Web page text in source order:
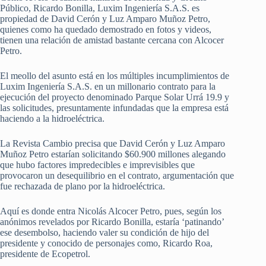
Público, Ricardo Bonilla, Luxim Ingeniería S.A.S. es
propiedad de David Cerón y Luz Amparo Muñoz Petro,
quienes como ha quedado demostrado en fotos y videos,
tienen una relación de amistad bastante cercana con Alcocer
Petro.
El meollo del asunto está en los múltiples incumplimientos de
Luxim Ingeniería S.A.S. en un millonario contrato para la
ejecución del proyecto denominado Parque Solar Urrá 19.9 y
las solicitudes, presuntamente infundadas que la empresa está
haciendo a la hidroeléctrica.
La Revista Cambio precisa que David Cerón y Luz Amparo
Muñoz Petro estarían solicitando $60.900 millones alegando
que hubo factores impredecibles e imprevisibles que
provocaron un desequilibrio en el contrato, argumentación que
fue rechazada de plano por la hidroeléctrica.
Aquí es donde entra Nicolás Alcocer Petro, pues, según los
anónimos revelados por Ricardo Bonilla, estaría ‘patinando’
ese desembolso, haciendo valer su condición de hijo del
presidente y conocido de personajes como, Ricardo Roa,
presidente de Ecopetrol.